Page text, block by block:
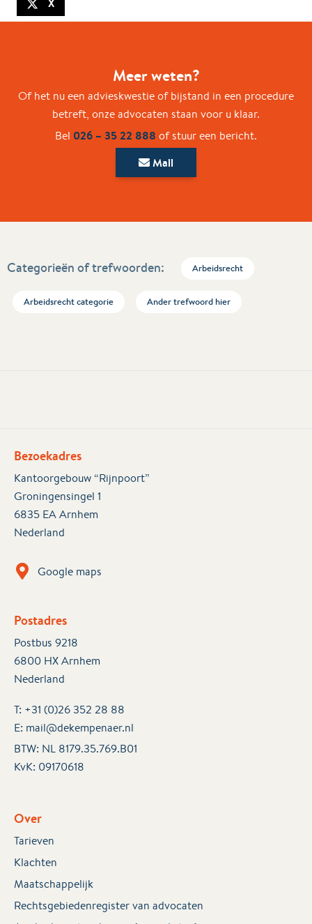
X
Meer weten?
Of het nu een advieskwestie of bijstand in een procedure
betreft, onze advocaten staan voor u klaar.
Bel 026 – 35 22 888 of stuur een bericht.
Mail
Categorieën of trefwoorden: Arbeidsrecht
Arbeidsrecht categorie Ander trefwoord hier
Bezoekadres
Kantoorgebouw “Rijnpoort”
Groningensingel 1
6835 EA Arnhem
Nederland
Google maps
Postadres
Postbus 9218
6800 HX Arnhem
Nederland
T: +31 (0)26 352 28 88
E: mail@dekempenaer.nl
BTW: NL 8179.35.769.B01
KvK: 09170618
Over
Tarieven
Klachten
Maatschappelijk
Rechtsgebiedenregister van advocaten